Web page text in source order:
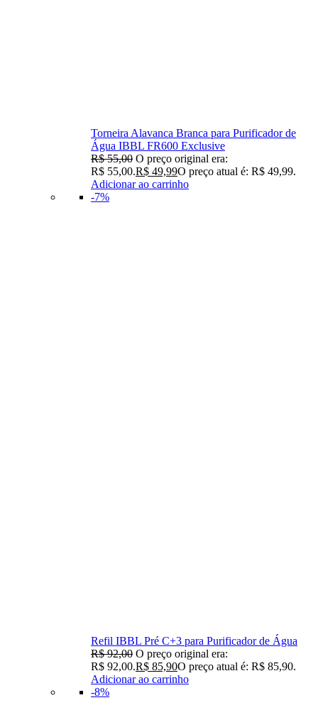
Torneira Alavanca Branca para Purificador de
Água IBBL FR600 Exclusive
R$55,00 O preço original era:
R$ 55,00.R$ 49,99O preço atual é: R$ 49,99.
Adicionar ao carrinho
-7%
Refil IBBL Pré C+3 para Purificador de Água
R$92,00 O preço original era:
R$ 92,00.R$ 85,90O preço atual é: R$ 85,90.
Adicionar ao carrinho
-8%